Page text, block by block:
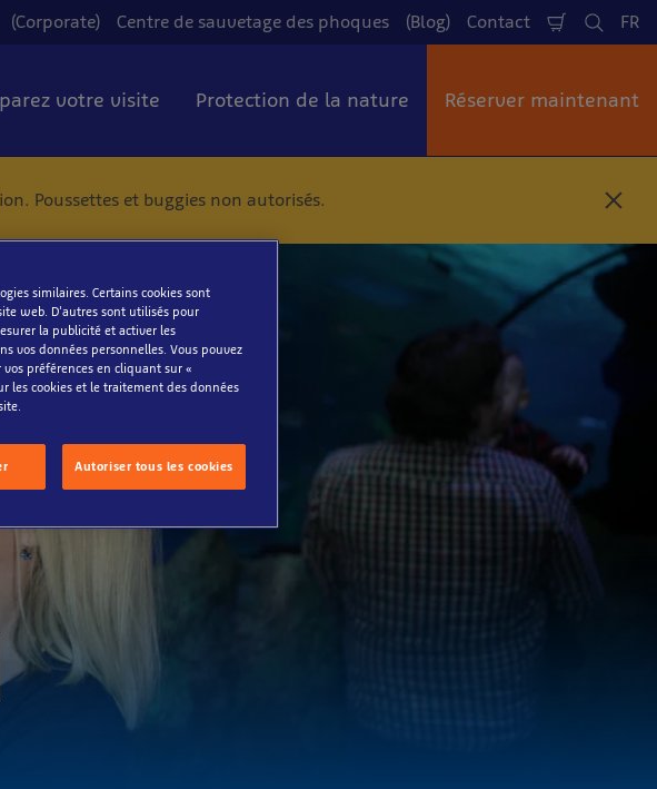
(Corporate) Centre de sauvetage des phoques (Blog) Contact Panier FR
votre visite Protection de la nature Réserver maintenant
Poussettes et buggies non autorisés.
F
r
m
r
similaires. Certains cookies sont
web. D'autres sont utilisés pour
la publicité et activer les
vos données personnelles. Vous pouvez
préférences en cliquant sur «
les cookies et le traitement des données
Autoriser tous les cookies